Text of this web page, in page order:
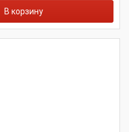
В корзину